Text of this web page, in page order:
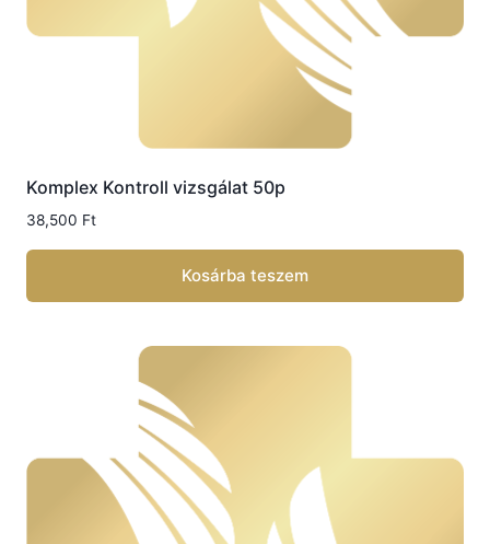
Komplex Kontroll vizsgálat 50p
38,500 Ft
Kosárba teszem